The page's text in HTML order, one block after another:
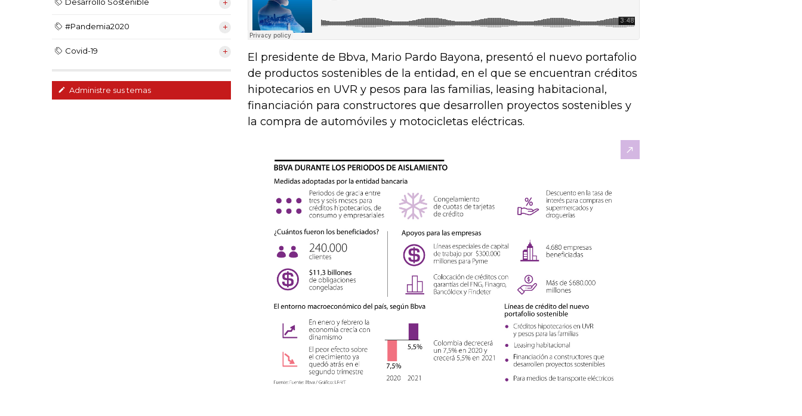
Desarrollo Sostenible
#Pandemia2020
Covid-19
Administre sus temas
El presidente de Bbva, Mario Pardo Bayona, presentó el nuevo portafolio
de productos sostenibles de la entidad, en el que se encuentran créditos
hipotecarios en UVR y pesos para las familias, leasing habitacional,
financiación para constructores que desarrollen proyectos sostenibles y
la compra de automóviles y motocicletas eléctricas.